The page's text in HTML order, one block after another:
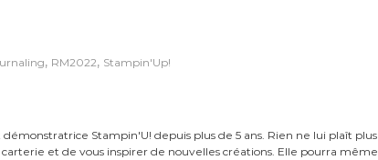
, RM2022, Stampin'Up!
Stampin'U! depuis plus de 5 ans. Rien ne lui plaît plus
et de vous inspirer de nouvelles créations. Elle pourra même